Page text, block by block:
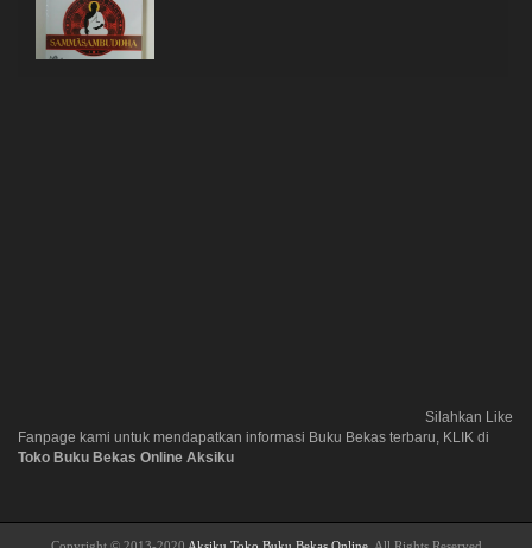
Silahkan Like
Fanpage kami untuk mendapatkan informasi Buku Bekas terbaru, KLIK di
Toko Buku Bekas Online Aksiku